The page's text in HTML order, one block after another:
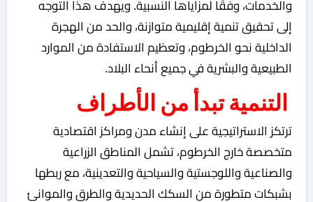
والخدمات، وفقًا لمزاياها النسبية. ويهدف هذا التوجه
إلى تحقيق تنمية إقليمية متوازنة، والحد من الهجرة
الداخلية نحو الخرطوم، وتعظيم الاستفادة من الموارد
الطبيعية والبشرية في جميع أنحاء البلاد.
التنمية تبدأ من الأطراف
ترتكز الاستراتيجية على إنشاء مدن ومراكز اقتصادية
متخصصة خارج الخرطوم، تشمل المناطق الزراعية
والصناعية واللوجستية والسياحية والتعدينية، مع ربطها
بشبكات متطورة من السكك الحديدية والطرق والموانئ